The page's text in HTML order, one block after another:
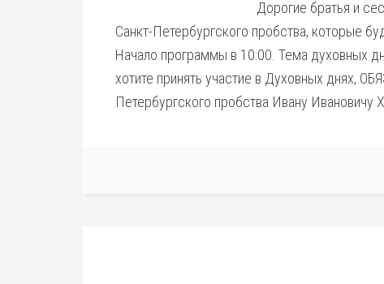
Дорогие братья и
Санкт-Петербургского пробства, которые
Начало программы в 10:00. Тема духовных
хотите принять участие в Духовных днях,
Петербургского пробства Ивану Ивановичу